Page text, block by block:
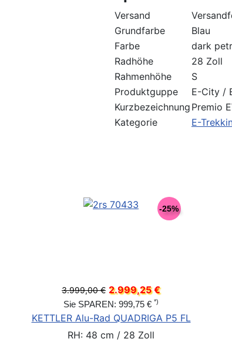
Versand
Grundfarbe
Blau
Farbe
dark
Radhöhe
28 Zoll
Rahmenhöhe
S
Produktguppe
E-City /
Kurzbezeichnung Premio
Kategorie
E-
-25%
3.999,00 € 2.999,25 €
Sie SPAREN: 999,75 € *)
KETTLER Alu-Rad QUADRIGA P5 FL
RH: 48 cm / 28 Zoll